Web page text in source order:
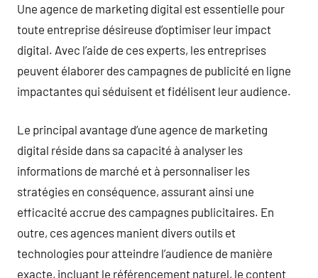
Une agence de marketing digital est essentielle pour
toute entreprise désireuse d’optimiser leur impact
digital. Avec l’aide de ces experts, les entreprises
peuvent élaborer des campagnes de publicité en ligne
impactantes qui séduisent et fidélisent leur audience.
Le principal avantage d’une agence de marketing
digital réside dans sa capacité à analyser les
informations de marché et à personnaliser les
stratégies en conséquence, assurant ainsi une
efficacité accrue des campagnes publicitaires. En
outre, ces agences manient divers outils et
technologies pour atteindre l’audience de manière
exacte, incluant le référencement naturel, le content